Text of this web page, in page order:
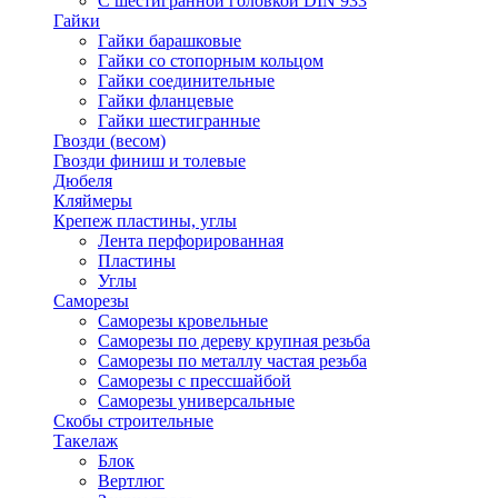
Гайки
Гайки барашковые
Гайки со стопорным кольцом
Гайки соединительные
Гайки фланцевые
Гайки шестигранные
Гвозди (весом)
Гвозди финиш и толевые
Дюбеля
Кляймеры
Крепеж пластины, углы
Лента перфорированная
Пластины
Углы
Саморезы
Саморезы кровельные
Саморезы по дереву крупная резьба
Саморезы по металлу частая резьба
Саморезы с прессшайбой
Саморезы универсальные
Скобы строительные
Такелаж
Блок
Вертлюг